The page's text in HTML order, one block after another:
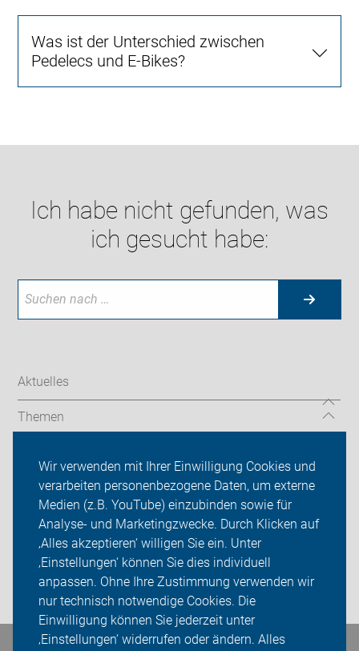
Wir verwenden mit Ihrer Einwilligung Cookies und
verarbeiten personenbezogene Daten, um externe
Medien (z.B. YouTube) einzubinden sowie für
Analyse- und Marketingzwecke. Durch Klicken auf
‚Alles akzeptieren‘ willigen Sie ein. Unter
‚Einstellungen‘ können Sie dies individuell
anpassen. Ohne Ihre Zustimmung verwenden wir
nur technisch notwendige Cookies. Die
Einwilligung können Sie jederzeit unter
‚Einstellungen‘ widerrufen oder ändern. Alles
Was ist der Unterschied zwischen
Pedelecs und E-Bikes?
Ich habe nicht gefunden, was
ich gesucht habe:
Aktuelles
Themen
Radtouren
Über uns
Sei dabei